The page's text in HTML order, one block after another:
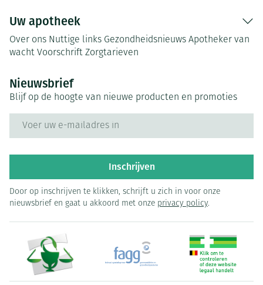
Uw apotheek
Over ons Nuttige links Gezondheidsnieuws Apotheker van
wacht Voorschrift Zorgtarieven
Nieuwsbrief
Blijf op de hoogte van nieuwe producten en promoties
Inschrijven
Door op inschrijven te klikken, schrijft u zich in voor onze
nieuwsbrief en gaat u akkoord met onze privacy policy.